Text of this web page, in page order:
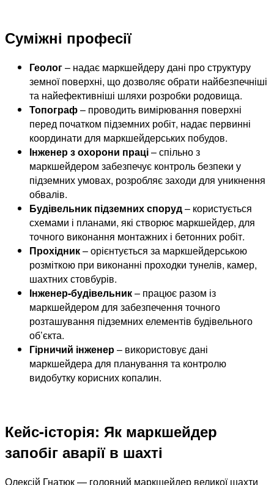
Суміжні професії
Геолог– надає маркшейдеру дані про структуру
земної поверхні, що дозволяє обрати найбезпечніші
та найефективніші шляхи розробки родовища.
Топограф– проводить вимірювання поверхні
перед початком підземних робіт, надає первинні
координати для маркшейдерських побудов.
Інженер з охорони праці– спільно з
маркшейдером забезпечує контроль безпеки у
підземних умовах, розробляє заходи для уникнення
обвалів.
Будівельник підземних споруд– користується
схемами і планами, які створює маркшейдер, для
точного виконання монтажних і бетонних робіт.
Прохідник– орієнтується за маркшейдерською
розміткою при виконанні проходки тунелів, камер,
шахтних стовбурів.
Інженер-будівельник– працює разом із
маркшейдером для забезпечення точного
розташування підземних елементів будівельного
об’єкта.
Гірничий інженер– використовує дані
маркшейдера для планування та контролю
видобутку корисних копалин.
Кейс-історія: Як маркшейдер
запобіг аварії в шахті
Олексій Гнатюк — головний маркшейдер великої шахти